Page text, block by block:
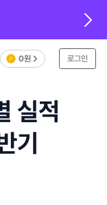
0원 로그인
실적
기